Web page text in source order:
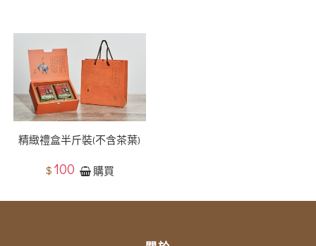
精緻禮盒半斤裝(不含茶葉)
$ 100 購買